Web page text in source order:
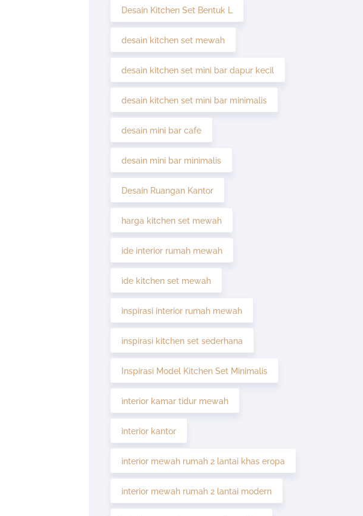
Desain Kitchen Set Bentuk L
desain kitchen set mewah
desain kitchen set mini bar dapur kecil
desain kitchen set mini bar minimalis
desain mini bar cafe
desain mini bar minimalis
Desain Ruangan Kantor
harga kitchen set mewah
ide interior rumah mewah
ide kitchen set mewah
inspirasi interior rumah mewah
inspirasi kitchen set sederhana
Inspirasi Model Kitchen Set Minimalis
interior kamar tidur mewah
interior kantor
interior mewah rumah 2 lantai khas eropa
interior mewah rumah 2 lantai modern